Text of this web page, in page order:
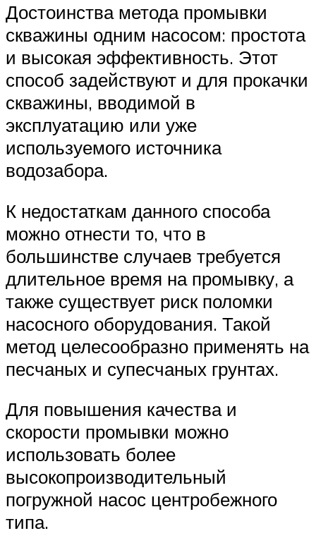
Достоинства метода промывки
скважины одним насосом: простота
и высокая эффективность. Этот
способ задействуют и для прокачки
скважины, вводимой в
эксплуатацию или уже
используемого источника
водозабора.
К недостаткам данного способа
можно отнести то, что в
большинстве случаев требуется
длительное время на промывку, а
также существует риск поломки
насосного оборудования. Такой
метод целесообразно применять на
песчаных и супесчаных грунтах.
Для повышения качества и
скорости промывки можно
использовать более
высокопроизводительный
погружной насос центробежного
типа.